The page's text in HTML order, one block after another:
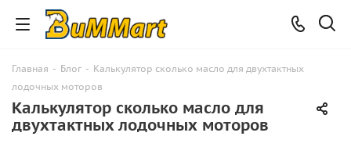
Главная - Блог - Калькулятор сколько масло для двухтактных
лодочных моторов
Калькулятор сколько масло для
двухтактных лодочных моторов